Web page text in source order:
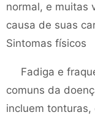
normal, e muitas
causa de suas
Sintomas físicos
Fadiga e
comuns da
incluem